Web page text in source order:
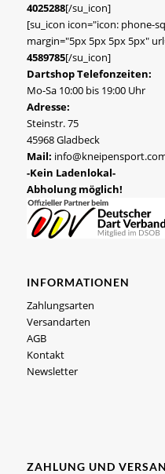
4025288[/su_icon]
[su_icon icon="icon: phone-
margin="5px 5px 5px 5px"
4589785[/su_icon]
Dartshop Telefonzeiten:
Mo-Sa 10:00 bis 19:00 Uhr
Adresse:
Steinstr. 75
45968 Gladbeck
Mail:
-Kein Ladenlokal-
Abholung möglich!
INFORMATIONEN
Zahlungsarten
Versandarten
AGB
Kontakt
Newsletter
ZAHLUNG UND